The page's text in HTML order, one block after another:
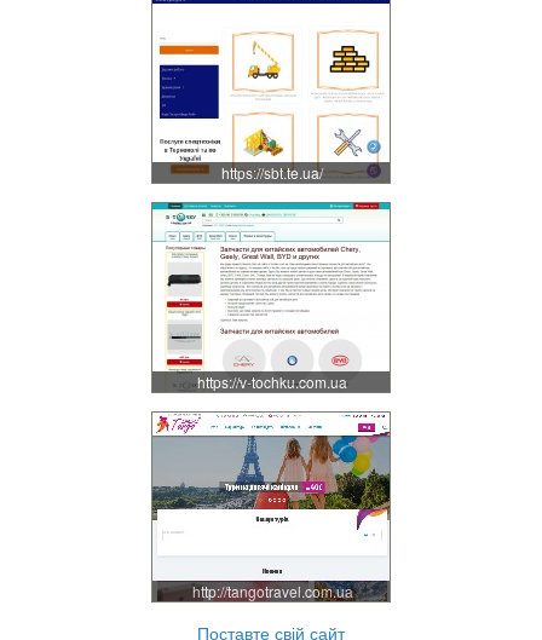
https://sbt.te.ua/
https://v-tochku.com.ua
http://tangotravel.com.ua
Поставте свій сайт